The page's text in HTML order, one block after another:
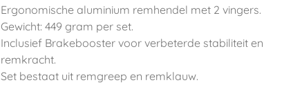
Ergonomische aluminium remhendel met 2 vingers.
Gewicht: 449 gram per set.
Inclusief Brakebooster voor verbeterde stabiliteit en
remkracht.
Set bestaat uit remgreep en remklauw.